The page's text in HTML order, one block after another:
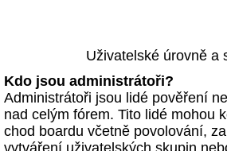
Uživatelské úrovně a
Kdo jsou administrátoři?
Administrátoři jsou lidé pověření
nad celým fórem. Tito lidé mohou
chod boardu včetně povolování,
vytváření uživatelských skupin